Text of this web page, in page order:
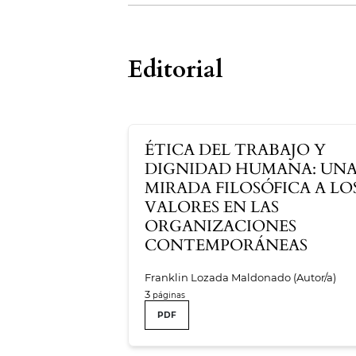
Editorial
ÉTICA DEL TRABAJO Y
DIGNIDAD HUMANA:
MIRADA FILOSÓFICA A
VALORES EN LAS
ORGANIZACIONES
CONTEMPORÁNEAS
Franklin Lozada Maldonado (Autor/a)
3
PDF